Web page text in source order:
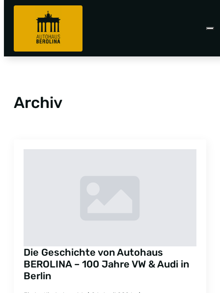
Archiv
Die Geschichte von Autohaus
BEROLINA – 100 Jahre VW & Audi in
Berlin